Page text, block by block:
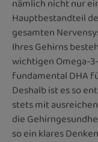
nämlich nicht nur
Hauptbestandteil
gesamten
Ihres Gehirns
wichtigen Omega-
fundamental DHA
Deshalb ist es so
stets mit
die
so ein klares